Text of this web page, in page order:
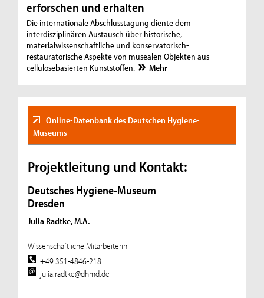
erforschen und erhalten
Die internationale Abschlusstagung diente dem
interdisziplinären Austausch über historische,
materialwissenschaftliche und konservatorisch-
restauratorische Aspekte von musealen Objekten aus
cellulosebasierten Kunststoffen.
Mehr
Online-Datenbank des Deutschen Hygiene-
Museums
Projektleitung und Kontakt:
Deutsches Hygiene-Museum
Dresden
Julia Radtke, M.A.
Wissenschaftliche Mitarbeiterin
+49 351-4846-218
julia.radtke@dhmd.de